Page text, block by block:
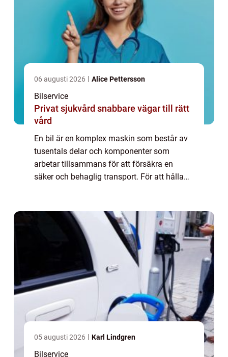
06 augusti 2026 Alice Pettersson
Bilservice
Privat sjukvård snabbare vägar till rätt
vård
En bil är en komplex maskin som består av
tusentals delar och komponenter som
arbetar tillsammans för att försäkra en
säker och behaglig transport. För att hålla
yttersta vi...
05 augusti 2026 Karl Lindgren
Bilservice